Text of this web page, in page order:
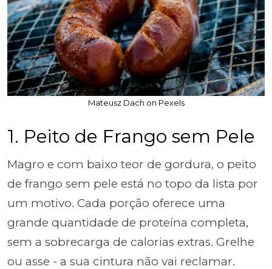
Mateusz Dach on Pexels
1. Peito de Frango sem Pele
Magro e com baixo teor de gordura, o peito
de frango sem pele está no topo da lista por
um motivo. Cada porção oferece uma
grande quantidade de proteína completa,
sem a sobrecarga de calorias extras. Grelhe
ou asse - a sua cintura não vai reclamar.